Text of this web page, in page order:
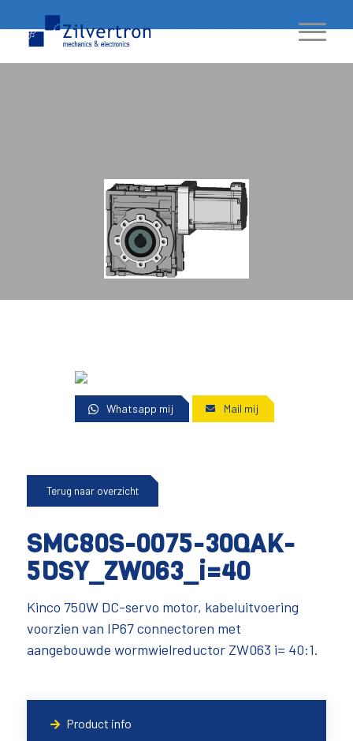
Whatsapp mij Mail mij
Terug naar overzicht
SMC80S-0075-30QAK-
5DSY_ZW063_i=40
Kinco 750W DC-servo motor, kabeluitvoering
voorzien van IP67 connectoren met
aangebouwde wormwielreductor ZW063 i= 40:1.
Product info